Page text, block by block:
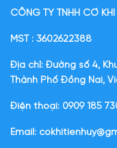
CÔNG TY TNHH CƠ KHÍ
MST : 3602622388
Địa chỉ: Đường số 4,
Thành Phố Đồng Nai,
Điện thoại: 0909 185
Email: